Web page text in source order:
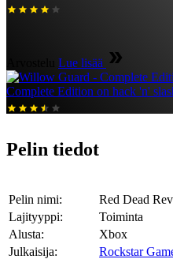
Lue lisää
Complete Edition on hack 'n'
Pelin tiedot
Pelin nimi:
Red Dead
Lajityyppi:
Toiminta
Alusta:
Xbox
Julkaisija:
Rockstar